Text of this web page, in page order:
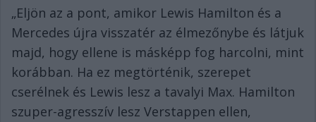
„Eljön az a pont, amikor Lewis Hamilton és a
Mercedes újra visszatér az élmezőnybe és látjuk
majd, hogy ellene is másképp fog harcolni, mint
korábban. Ha ez megtörténik, szerepet
cserélnek és Lewis lesz a tavalyi Max. Hamilton
szuper-agresszív lesz Verstappen ellen,